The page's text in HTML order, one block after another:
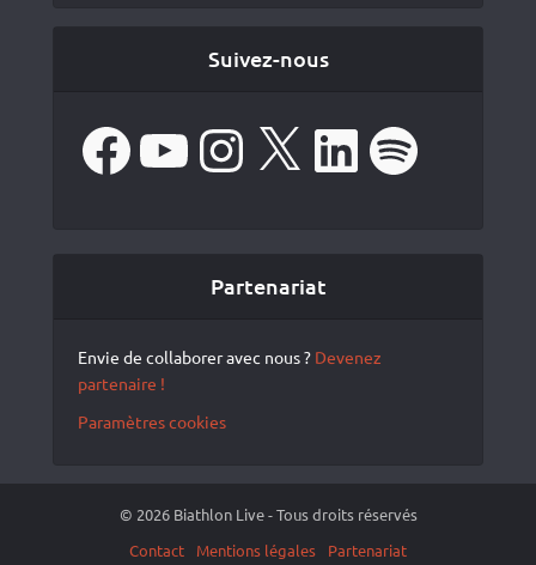
Suivez-nous
FacebookYouTube Instagram LinkedIn Spotify
Partenariat
Envie de collaborer avec nous ? Devenez
partenaire !
Paramètres cookies
© 2026 Biathlon Live - Tous droits réservés
Contact
Mentions légales Partenariat